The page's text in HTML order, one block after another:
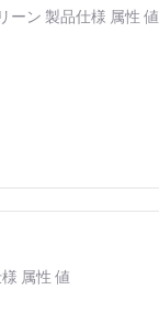
ーン 製品仕様 属性 値
属性 値